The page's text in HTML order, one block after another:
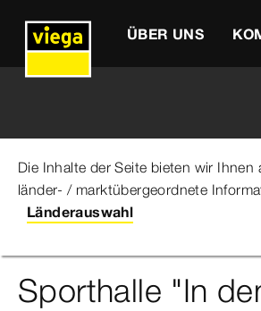
ÜBER UNS
Die Inhalte der Seite bieten wir
länder- / marktübergeordnete
Länderauswahl
Viega Gruppe Über uns
Sporthalle "In